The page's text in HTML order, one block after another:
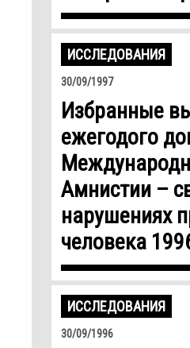
ИССЛЕДОВАНИЯ
30/09/1997
Избранные
ежегодого
Амнистии –
нарушениях
человека
ИССЛЕДОВАНИЯ
30/09/1996